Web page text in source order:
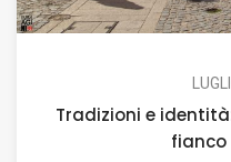
Tradizioni e
fianco